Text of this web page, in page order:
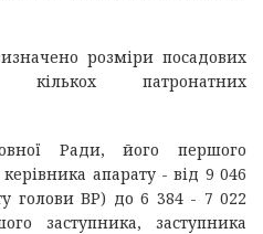
розміри посадових
кількох патронатних
Ради, його першого
апарату - від 9 046
голови ВР) до 6 384 - 7 022
заступника, заступника